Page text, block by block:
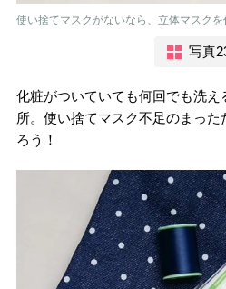
使い捨てマスクがないなら、立体マスクを
写真
化粧がついていても何回でも洗
所。使い捨てマスク不足のまっ
ろう！